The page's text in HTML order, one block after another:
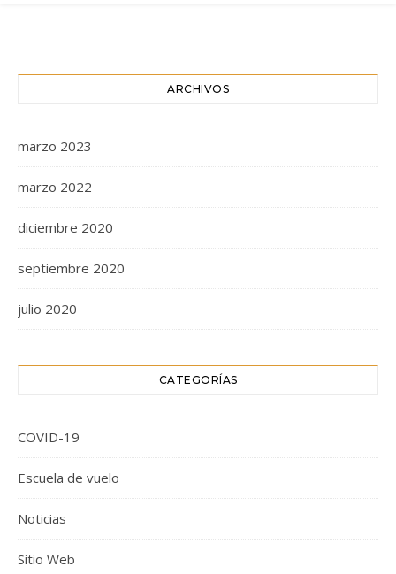
ARCHIVOS
marzo 2023
marzo 2022
diciembre 2020
septiembre 2020
julio 2020
CATEGORÍAS
COVID-19
Escuela de vuelo
Noticias
Sitio Web